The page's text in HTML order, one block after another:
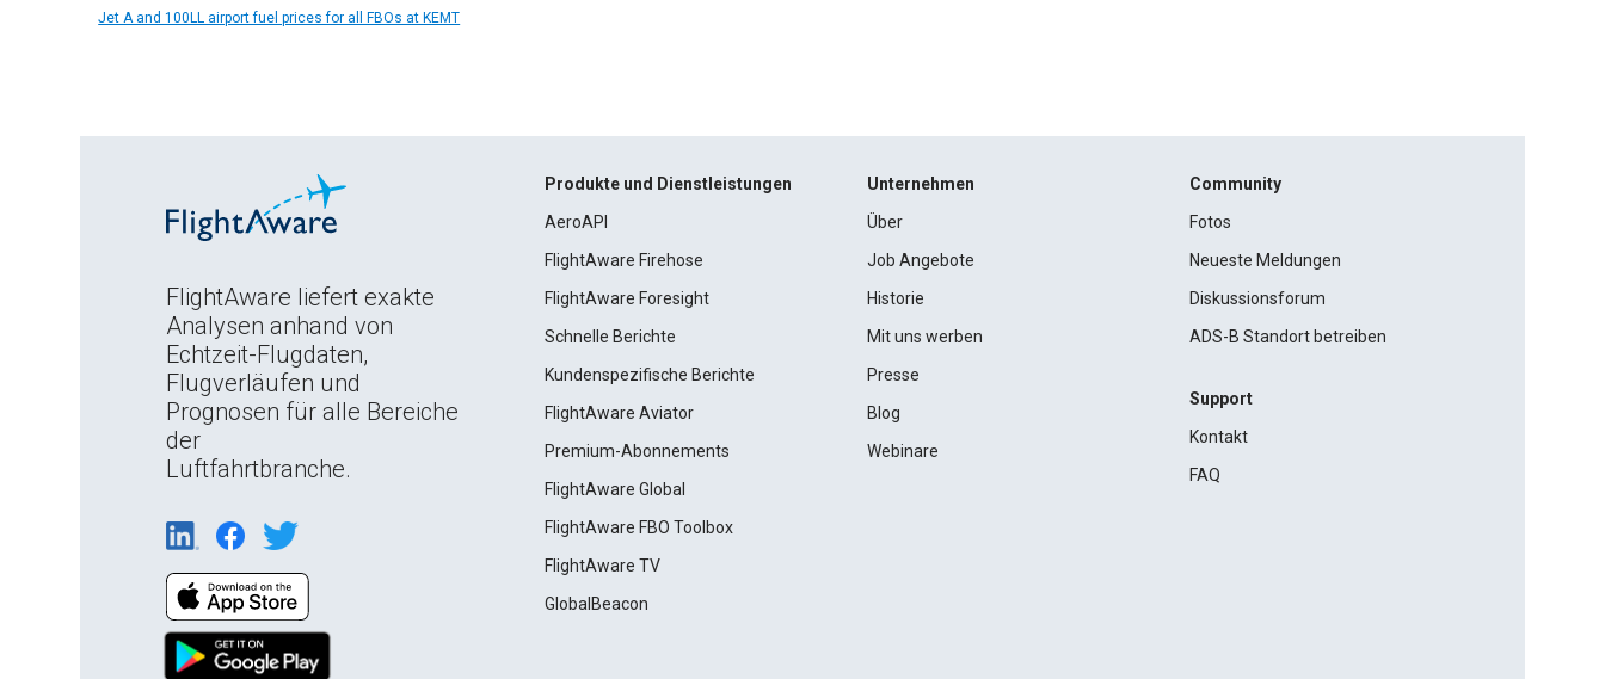
Jet A and 100LL airport fuel prices for all FBOs at KEMT
FlightAware liefert exakte
Analysen anhand von
Echtzeit-Flugdaten,
Flugverläufen und
Prognosen für alle Bereiche
der
Luftfahrtbranche.
Produkte und Dienstleistungen
AeroAPI
FlightAware Firehose
FlightAware Foresight
Schnelle Berichte
Kundenspezifische Berichte
FlightAware Aviator
Premium-Abonnements
FlightAware Global
FlightAware FBO Toolbox
FlightAware TV
GlobalBeacon
Unternehmen
Über
Job Angebote
Historie
Mit uns werben
Presse
Blog
Webinare
Community
Fotos
Neueste Meldungen
Diskussionsforum
ADS-B Standort betreiben
Support
Kontakt
FAQ